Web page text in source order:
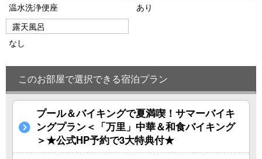
温水洗浄便座
あり
露天風呂
なし
このお部屋で選択できる宿泊プラン
プール＆バイキングで夏満喫！サマーバイキ
ングプラン＜「万里」中華＆和食バイキング
＞★公式HP予約で3大特典付★